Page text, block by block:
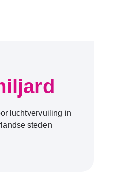
luchtvervuiling in
steden